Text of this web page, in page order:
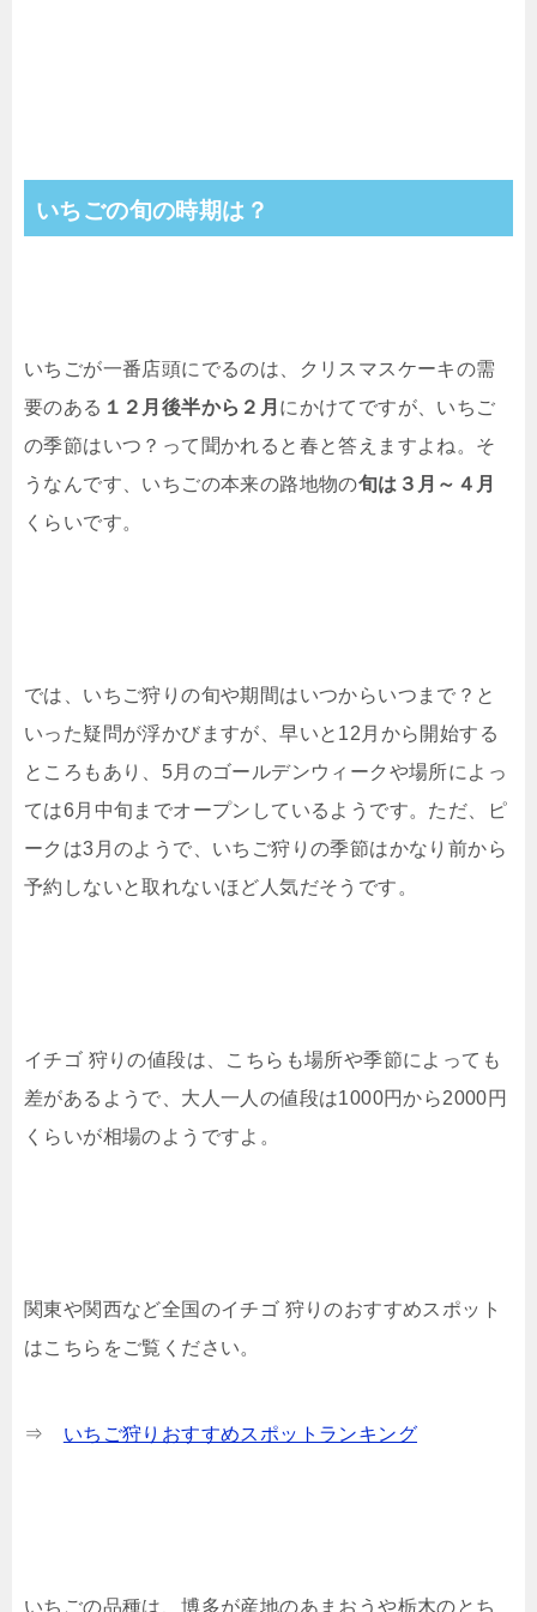
いちごの旬の時期は？
いちごが一番店頭にでるのは、クリスマスケーキの需
要のある １２月後半から２月 にかけてですが、いちご
の季節はいつ？って聞かれると春と答えますよね。そ
うなんです、いちごの本来の路地物の旬は３月～４月
くらいです。
では、いちご狩りの旬や期間はいつからいつまで？と
いった疑問が浮かびますが、早いと12月から開始する
ところもあり、5月のゴールデンウィークや場所によっ
ては6月中旬までオープンしているようです。ただ、ピ
ークは3月のようで、いちご狩りの季節はかなり前から
予約しないと取れないほど人気だそうです。
イチゴ 狩りの値段は、こちらも場所や季節によっても
差があるようで、大人一人の値段は1000円から2000円
くらいが相場のようですよ。
関東や関西など全国のイチゴ 狩りのおすすめスポット
はこちらをご覧ください。
⇒ いちご狩りおすすめスポットランキング
いちごの品種は、博多が産地のあまおうや栃木のとち